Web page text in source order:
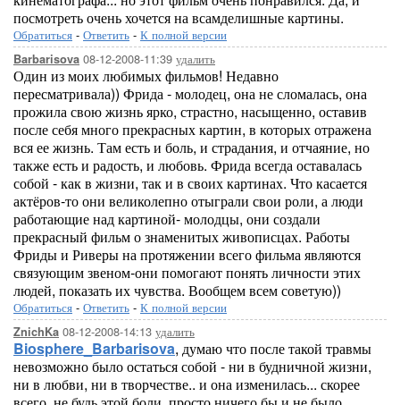
посмотреть очень хочется на всамделишные картины.
Обратиться - Ответить - К полной версии
Barbarisova 08-12-2008-11:39 удалить
Один из моих любимых фильмов! Недавно
пересматривала)) Фрида - молодец, она не сломалась, она
прожила свою жизнь ярко, страстно, насыщенно, оставив
после себя много прекрасных картин, в которых отражена
вся ее жизнь. Там есть и боль, и страдания, и отчаяние, но
также есть и радость, и любовь. Фрида всегда оставалась
собой - как в жизни, так и в своих картинах. Что касается
актёров-то они великолепно отыграли свои роли, а люди
работающие над картиной- молодцы, они создали
прекрасный фильм о знаменитых живописцах. Работы
Фриды и Риверы на протяжении всего фильма являются
связующим звеном-они помогают понять личности этих
людей, показать их чувства. Вообщем всем советую))
Обратиться - Ответить - К полной версии
ZnichKa 08-12-2008-14:13 удалить
Biosphere_Barbarisova, думаю что после такой травмы
невозможно было остаться собой - ни в будничной жизни,
ни в любви, ни в творчестве.. и она изменилась... скорее